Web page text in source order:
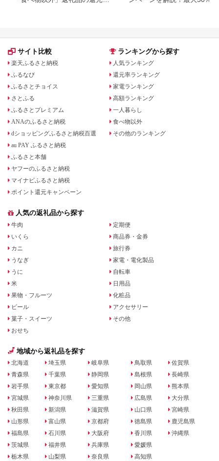
サイト比較
楽天ふるさと納税
ふるなび
ふるさとチョイス
さとふる
ふるさとプレミアム
ANAのふるさと納税
dショッピングふるさと納税百選
au PAY ふるさと納税
ふるさと本舗
ヤフーのふるさと納税
マイナビふるさと納税
ポイント還元キャンペーン
ランキングから探す
人気ランキング
還元率ランキング
家電ランキング
高額ランキング
一人暮らし
食べ物以外
その他のランキング
人気の返礼品から探す
牛肉
いくら
カニ
うなぎ
うに
米
果物・フルーツ
ビール
菓子・スイーツ
おせち
定期便
商品券・金券
旅行券
家電・電化製品
自転車
日用品
化粧品
アクセサリー
その他
地域から返礼品を探す
北海道
青森県
岩手県
宮城県
秋田県
山形県
福島県
茨城県
栃木県
埼玉県
千葉県
東京都
神奈川県
新潟県
富山県
石川県
福井県
山梨県
岐阜県
静岡県
愛知県
三重県
滋賀県
京都府
大阪府
兵庫県
奈良県
鳥取県
島根県
岡山県
広島県
山口県
徳島県
香川県
愛媛県
高知県
佐賀県
長崎県
熊本県
大分県
宮崎県
鹿児島県
沖縄県